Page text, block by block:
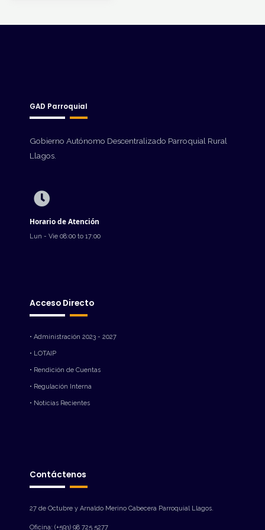
GAD Parroquial
Gobierno Autónomo Descentralizado Parroquial Rural
Llagos.
Horario de Atención
Lun - Vie 08:00 to 17:00
Acceso Directo
• Administración 2023 - 2027
• LOTAIP
• Rendición de Cuentas
• Regulación Interna
• Noticias Recientes
Contáctenos
27 de Octubre y Arnaldo Merino Cabecera Parroquial Llagos.
Oficina: (+593) 98 725 5277